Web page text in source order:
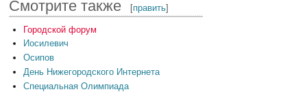
Смотрите также [править]
Городской форум
Иосилевич
Осипов
День Нижегородского Интернета
Специальная Олимпиада